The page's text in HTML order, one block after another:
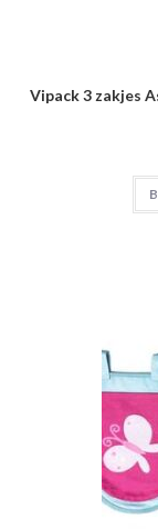
Vipack 3 zakjes